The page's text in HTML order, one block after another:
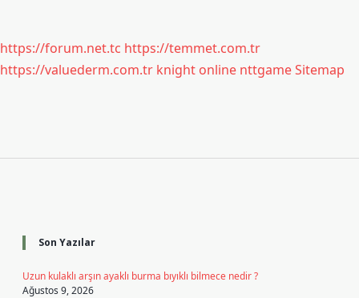
https://forum.net.tc https://temmet.com.tr
https://valuederm.com.tr knight online nttgameSitemap
Son Yazılar
Uzun kulaklı arşın ayaklı burma bıyıklı bilmece nedir ?
Ağustos 9, 2026